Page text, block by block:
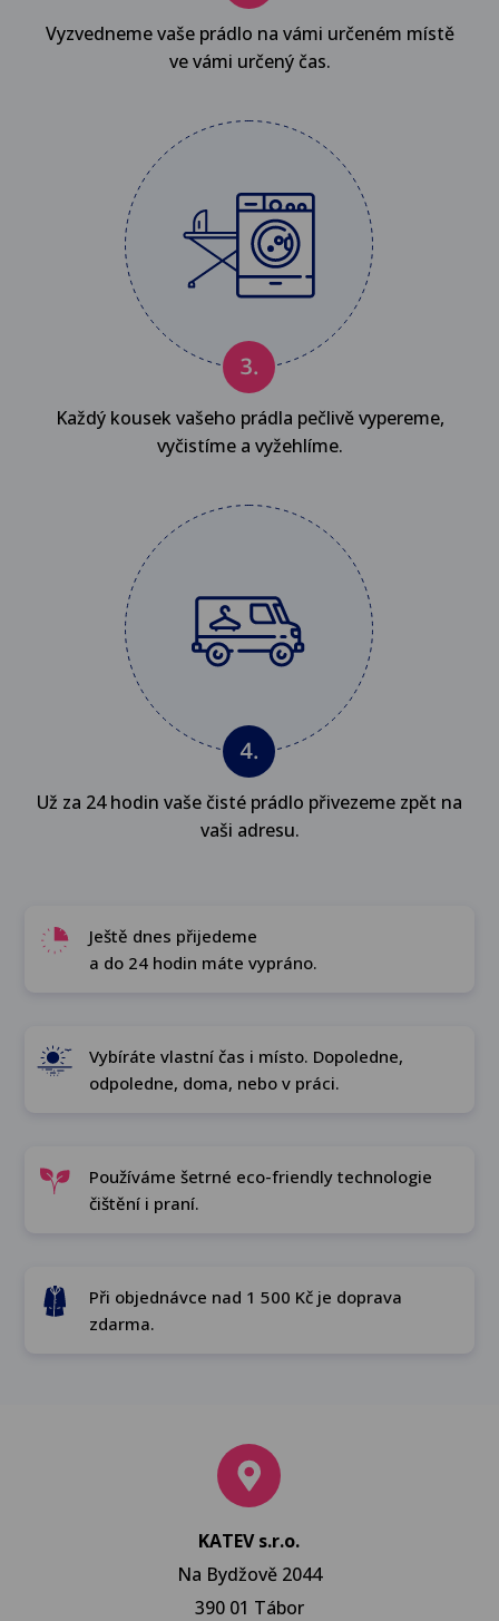
Vyzvedneme vaše prádlo na vámi určeném místě
ve vámi určený čas.
Každý kousek vašeho prádla pečlivě vypereme,
vyčistíme a vyžehlíme.
Už za 24 hodin vaše čisté prádlo přivezeme zpět na
vaši adresu.
Ještě dnes přijedeme
a do 24 hodin máte vypráno.
Vybíráte vlastní čas i místo. Dopoledne,
odpoledne, doma, nebo v práci.
Používáme šetrné eco-friendly technologie
čištění i praní.
Při objednávce nad 1 500 Kč je doprava
zdarma.
KATEV s.r.o.
Na Bydžově 2044
390 01 Tábor